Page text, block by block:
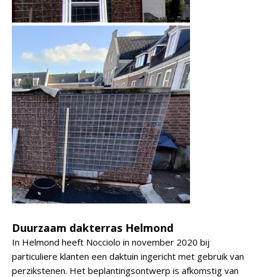
Duurzaam dakterras Helmond
In Helmond heeft Nocciolo in november 2020 bij
particuliere klanten een daktuin ingericht met gebruik van
perzikstenen. Het beplantingsontwerp is afkomstig van